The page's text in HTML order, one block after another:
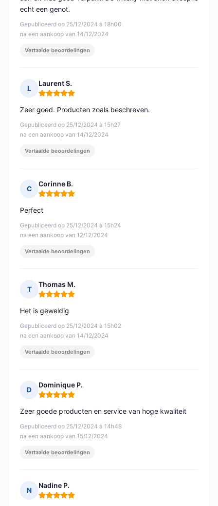
Gepubliceerd op 25/12/2024 à 18h00
na een aankoop van 14/12/2024
echt een genot.
Vertaalde beoordelingen
L
Laurent S.
Opmerking: 5 van 5
Gepubliceerd op 25/12/2024 à 15h27
na een aankoop van 14/12/2024
Zeer goed. Producten zoals beschreven.
Vertaalde beoordelingen
C
Corinne B.
Opmerking: 5 van 5
Gepubliceerd op 25/12/2024 à 15h24
na een aankoop van 12/12/2024
Perfect
Vertaalde beoordelingen
T
Thomas M.
Opmerking: 5 van 5
Gepubliceerd op 25/12/2024 à 15h02
na een aankoop van 14/12/2024
Het is geweldig
Vertaalde beoordelingen
D
Dominique P.
Opmerking: 5 van 5
Gepubliceerd op 25/12/2024 à 14h48
na een aankoop van 15/12/2024
Zeer goede producten en service van hoge kwaliteit
Vertaalde beoordelingen
N
Nadine P.
Opmerking: 5 van 5